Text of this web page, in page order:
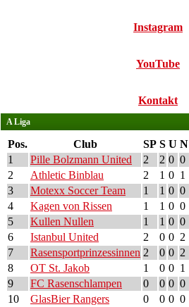
Instagram
YouTube
Kontakt
A Liga
Pos. Club SP S U N
1
Pille Bolzmann United 2 2 0 0
2
Athletic Binblau 2 1 0 1
3
Motexx Soccer Team 1 1 0 0
4
Kagen von Rissen 1 1 0 0
5
Kullen Nullen 1 1 0 0
6
Istanbul United 2 0 0 2
7
Rasensportprinzessinnen 2 0 0 2
8
OT St. Jakob 1 0 0 1
9
FC Rasenschlampen 0 0 0 0
10
GlasBier Rangers 0 0 0 0